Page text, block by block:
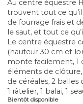
Au centre équestre
trouvent tout ce
de fourrage frais et
le saut, et tout ce
Le centre équestre
(hauteur 30 cm et
monte facilement, 1
éléments de clôture,
de céréales, 2
1 râtelier, 1 balai, 1
Bientôt disponible